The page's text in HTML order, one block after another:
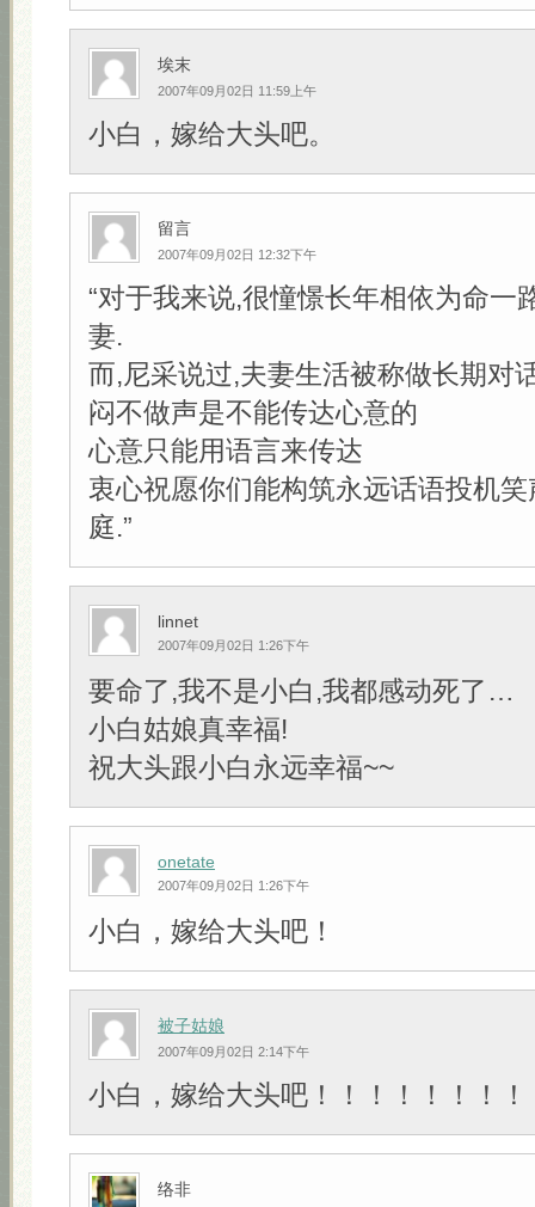
埃末
2007年09月02日 11:59上午
小白，嫁给大头吧。
留言
2007年09月02日 12:32下午
“对于我来说,很憧憬长年相依为命一
妻.
而,尼采说过,夫妻生活被称做长期对
闷不做声是不能传达心意的
心意只能用语言来传达
衷心祝愿你们能构筑永远话语投机
庭.”
linnet
2007年09月02日 1:26下午
要命了,我不是小白,我都感动死了…
小白姑娘真幸福!
祝大头跟小白永远幸福~~
onetate
2007年09月02日 1:26下午
小白，嫁给大头吧！
被子姑娘
2007年09月02日 2:14下午
小白，嫁给大头吧！！！！！！！！
络非